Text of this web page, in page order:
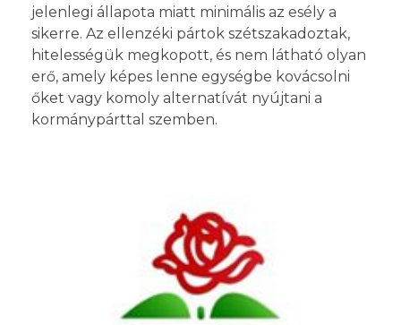
jelenlegi állapota miatt minimális az esély a
sikerre. Az ellenzéki pártok szétszakadoztak,
hitelességük megkopott, és nem látható olyan
erő, amely képes lenne egységbe kovácsolni
őket vagy komoly alternatívát nyújtani a
kormánypárttal szemben.